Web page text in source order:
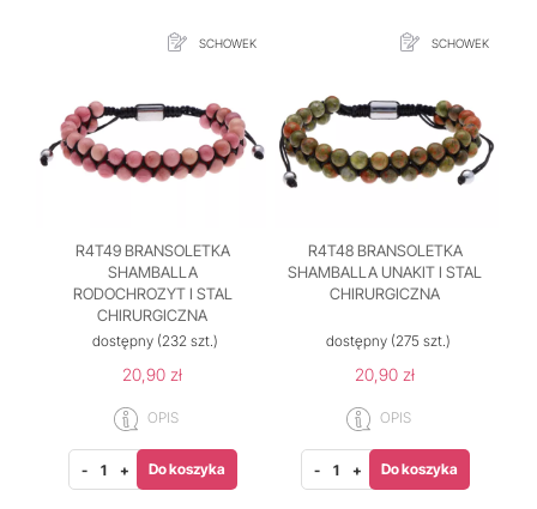
SCHOWEK
R4T49 BRANSOLETKA
SHAMBALLA
RODOCHROZYT I STAL
CHIRURGICZNA
dostępny (232 szt.)
20,90 zł
OPIS
- + Do koszyka
SCHOWEK
R4T48 BRANSOLETKA
SHAMBALLA UNAKIT I STAL
CHIRURGICZNA
dostępny(275 szt.)
20,90 zł
OPIS
- + Do koszyka